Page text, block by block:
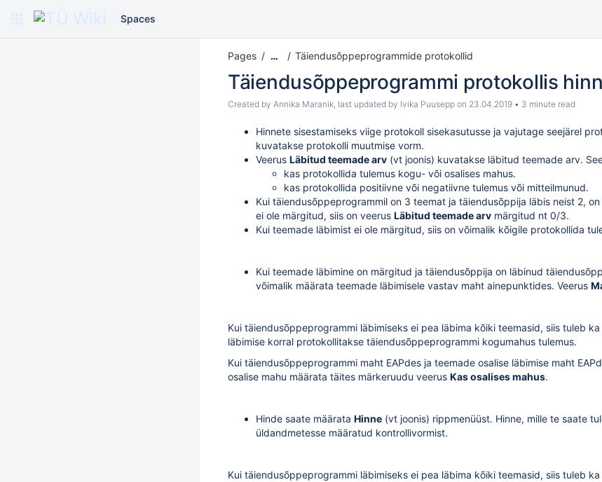
Spaces
Pages … Täiendusõppeprogrammide protokollid
Täiendusõppeprogrammi protokollis
Created by Annika Maranik, last updated by Ivika Puusepp on 23.04.2019 3 minute read
Hinnete sisestamiseks viige protokoll sisekasutusse ja vajutage seejärel
kuvatakse protokolli muutmise vorm.
Veerus Läbitud teemade arv (vt joonis) kuvatakse läbitud teemade arv.
kas protokollida tulemus kogu- või osalises mahus.
kas protokollida positiivne või negatiivne tulemus või mitteilmunud.
Kui täiendusõppeprogrammil on 3 teemat ja täiendusõppija läbis neist 2,
ei ole märgitud, siis on veerus Läbitud teemade arv märgitud nt 0/3.
Kui teemade läbimist ei ole märgitud, siis on võimalik kõigile protokollida
Kui teemade läbimine on märgitud ja täiendusõppija on läbinud
võimalik määrata teemade läbimisele vastav maht ainepunktides. Veerus
Kui täiendusõppeprogrammi läbimiseks ei pea läbima kõiki teemasid, siis tuleb
läbimise korral protokollitakse täiendusõppeprogrammi kogumahus tulemus.
Kui täiendusõppeprogrammi maht EAPdes ja teemade osalise läbimise maht
osalise mahu määrata täites märkeruudu veerus Kas osalises mahus.
Hinde saate määrata Hinne (vt joonis) rippmenüüst. Hinne, mille te saate
üldandmetesse määratud kontrollivormist.
Kui täiendusõppeprogrammi läbimiseks ei pea läbima kõiki teemasid, siis tuleb